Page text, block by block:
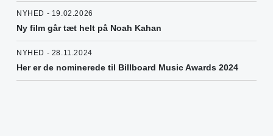
NYHED - 19.02.2026
Ny film går tæt helt på Noah Kahan
NYHED - 28.11.2024
Her er de nominerede til Billboard Music Awards 2024